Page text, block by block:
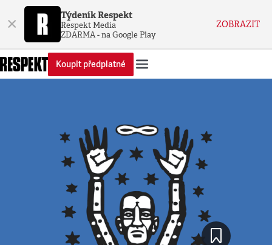
× Týdeník Respekt
Respekt Media
ZDARMA - na Google Play
ZOBRAZIT
Koupit předplatné